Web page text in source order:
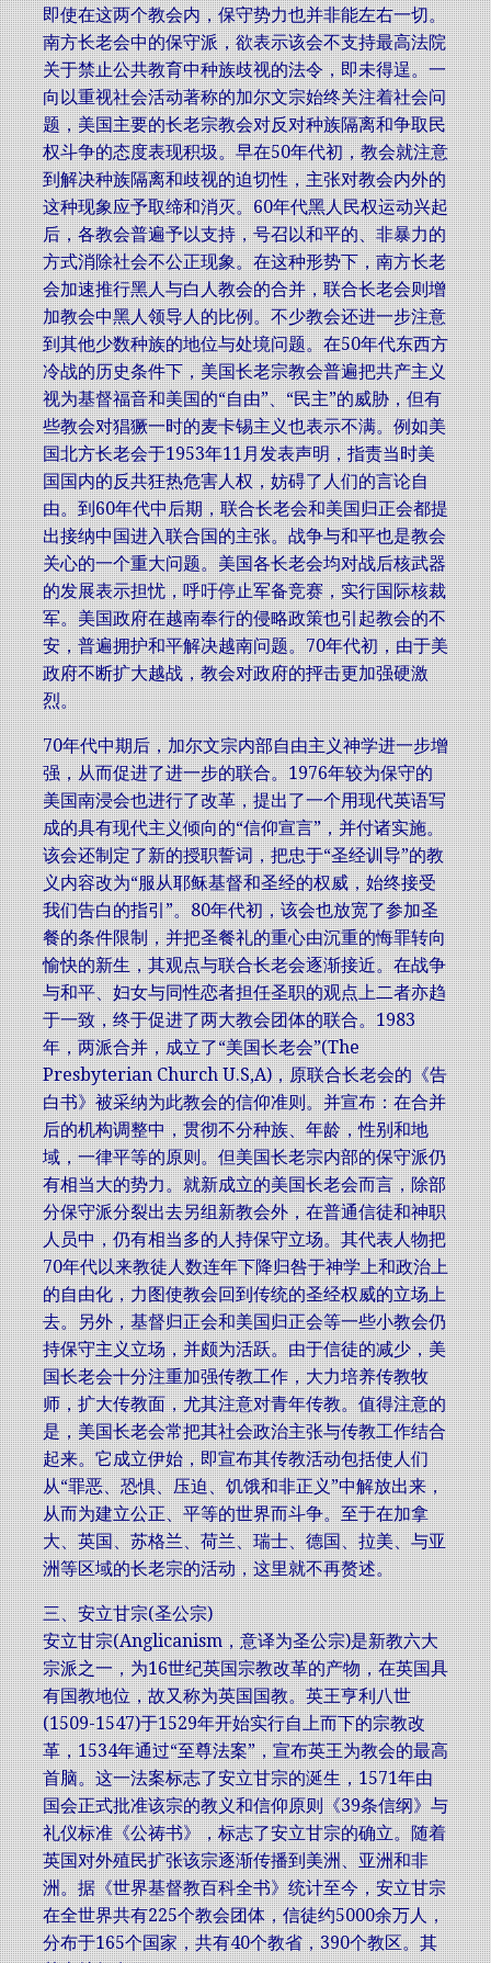
即使在这两个教会内，保守势力也并非能左右一切。
南方长老会中的保守派，欲表示该会不支持最高法院
关于禁止公共教育中种族歧视的法令，即未得逞。一
向以重视社会活动著称的加尔文宗始终关注着社会问
题，美国主要的长老宗教会对反对种族隔离和争取民
权斗争的态度表现积圾。早在50年代初，教会就注意
到解决种族隔离和歧视的迫切性，主张对教会内外的
这种现象应予取缔和消灭。60年代黑人民权运动兴起
后，各教会普遍予以支持，号召以和平的、非暴力的
方式消除社会不公正现象。在这种形势下，南方长老
会加速推行黑人与白人教会的合并，联合长老会则增
加教会中黑人领导人的比例。不少教会还进一步注意
到其他少数种族的地位与处境问题。在50年代东西方
冷战的历史条件下，美国长老宗教会普遍把共产主义
视为基督福音和美国的“自由”、“民主”的威胁，但有
些教会对猖獗一时的麦卡锡主义也表示不满。例如美
国北方长老会于1953年11月发表声明，指责当时美
国国内的反共狂热危害人权，妨碍了人们的言论自
由。到60年代中后期，联合长老会和美国归正会都提
出接纳中国进入联合国的主张。战争与和平也是教会
关心的一个重大问题。美国各长老会均对战后核武器
的发展表示担忧，呼吁停止军备竞赛，实行国际核裁
军。美国政府在越南奉行的侵略政策也引起教会的不
安，普遍拥护和平解决越南问题。70年代初，由于美
政府不断扩大越战，教会对政府的抨击更加强硬激
烈。
70年代中期后，加尔文宗内部自由主义神学进一步增
强，从而促进了进一步的联合。1976年较为保守的
美国南浸会也进行了改革，提出了一个用现代英语写
成的具有现代主义倾向的“信仰宣言”，并付诸实施。
该会还制定了新的授职誓词，把忠于“圣经训导”的教
义内容改为“服从耶稣基督和圣经的权威，始终接受
我们告白的指引”。80年代初，该会也放宽了参加圣
餐的条件限制，并把圣餐礼的重心由沉重的悔罪转向
愉快的新生，其观点与联合长老会逐渐接近。在战争
与和平、妇女与同性恋者担任圣职的观点上二者亦趋
于一致，终于促进了两大教会团体的联合。1983
年，两派合并，成立了“美国长老会”(The
Presbyterian Church U.S,A)，原联合长老会的《告
白书》被采纳为此教会的信仰准则。并宣布：在合并
后的机构调整中，贯彻不分种族、年龄，性别和地
域，一律平等的原则。但美国长老宗内部的保守派仍
有相当大的势力。就新成立的美国长老会而言，除部
分保守派分裂出去另组新教会外，在普通信徒和神职
人员中，仍有相当多的人持保守立场。其代表人物把
70年代以来教徒人数连年下降归咎于神学上和政治上
的自由化，力图使教会回到传统的圣经权威的立场上
去。另外，基督归正会和美国归正会等一些小教会仍
持保守主义立场，并颇为活跃。由于信徒的减少，美
国长老会十分注重加强传教工作，大力培养传教牧
师，扩大传教面，尤其注意对青年传教。值得注意的
是，美国长老会常把其社会政治主张与传教工作结合
起来。它成立伊始，即宣布其传教活动包括使人们
从“罪恶、恐惧、压迫、饥饿和非正义”中解放出来，
从而为建立公正、平等的世界而斗争。至于在加拿
大、英国、苏格兰、荷兰、瑞士、德国、拉美、与亚
洲等区域的长老宗的活动，这里就不再赘述。
三、安立甘宗(圣公宗)
安立甘宗(Anglicanism，意译为圣公宗)是新教六大
宗派之一，为16世纪英国宗教改革的产物，在英国具
有国教地位，故又称为英国国教。英王亨利八世
(1509-1547)于1529年开始实行自上而下的宗教改
革，1534年通过“至尊法案”，宣布英王为教会的最高
首脑。这一法案标志了安立甘宗的涎生，1571年由
国会正式批准该宗的教义和信仰原则《39条信纲》与
礼仪标准《公祷书》，标志了安立甘宗的确立。随着
英国对外殖民扩张该宗逐渐传播到美洲、亚洲和非
洲。据《世界基督教百科全书》统计至今，安立甘宗
在全世界共有225个教会团体，信徒约5000余万人，
分布于165个国家，共有40个教省，390个教区。其